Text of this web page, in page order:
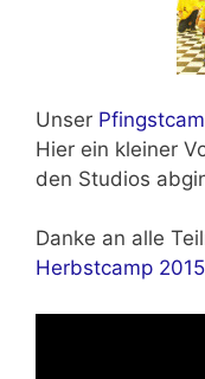
Unser
Hier ein kleiner
den Studios
Danke an alle
Herbstcamp 2015